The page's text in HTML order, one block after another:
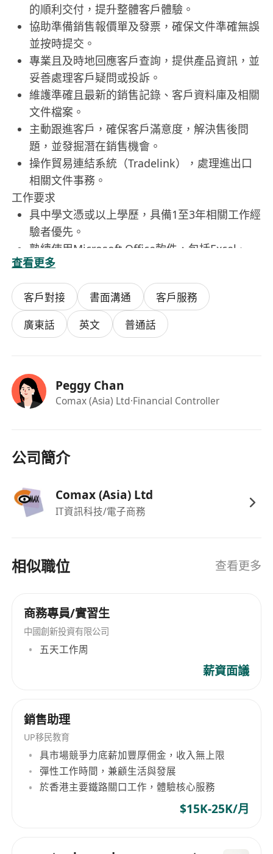
的順利交付，提升整體客戶體驗。
協助準備銷售報價單及發票，確保文件準確無誤
並按時提交。
專業且及時地回應客戶查詢，提供產品資訊，並
妥善處理客戶疑問或投訴。
維護準確且最新的銷售記錄、客戶資料庫及相關
文件檔案。
主動跟進客戶，確保客戶滿意度，解決售後問
題，並發掘潛在銷售機會。
操作貿易連結系統（Tradelink），處理進出口
相關文件事務。
工作要求
具中學文憑或以上學歷，具備1至3年相關工作經
驗者優先。
熟練使用Microsoft Office軟件，包括Excel、
Word及Outlook。
具備良好的溝通能力，能流利使用廣東話、英文
及普通話進行書寫與對話。
工作主動積極、有責任感，具備勤奮踏實的工作
態度及良好團隊合作精神。
具進出口文件處理及貿易連結系統操作經驗者尤
佳。
享五天工作周，週末雙休。
查看更多
客戶對接 書面溝通
客戶服務
廣東話
英文 普通話
Peggy Chan
Comax (Asia) Ltd·Financial Controller
公司簡介
Comax (Asia) Ltd
IT資訊科技/電子商務
相似職位 查看更多
商務專員/實習生
中國創新投資有限公司
五天工作周
薪資面議
銷售助理
UP移民教育
具市場競爭力底薪加豐厚佣金，收入無上限
彈性工作時間，兼顧生活與發展
於香港主要鐵路關口工作，體驗核心服務
$15K-25K/月